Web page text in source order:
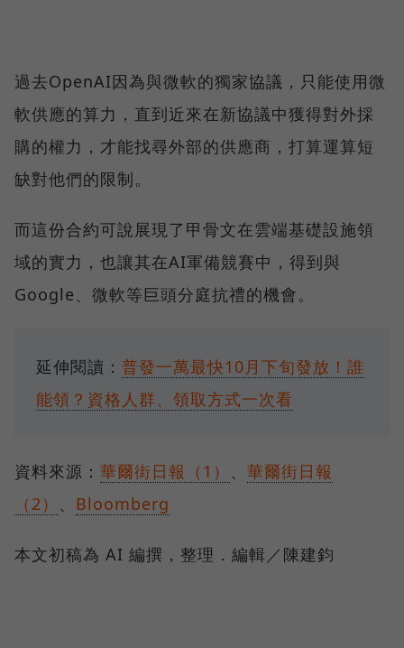
過去OpenAI因為與微軟的獨家協議，只能使用微
軟供應的算力，直到近來在新協議中獲得對外採
購的權力，才能找尋外部的供應商，打算運算短
缺對他們的限制。
而這份合約可說展現了甲骨文在雲端基礎設施領
域的實力，也讓其在AI軍備競賽中，得到與
Google、微軟等巨頭分庭抗禮的機會。
延伸閱讀： 普發一萬最快10月下旬發放！誰
能領？資格人群、領取方式一次看
資料來源： 華爾街日報（1） 、 華爾街日報
（2） 、 Bloomberg
本文初稿為 AI 編撰，整理．編輯／陳建鈞